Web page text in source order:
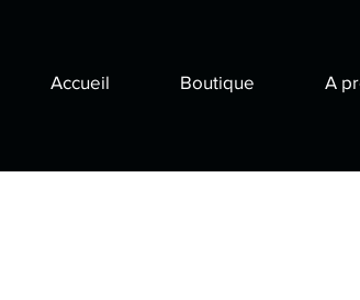
Accueil Boutique A